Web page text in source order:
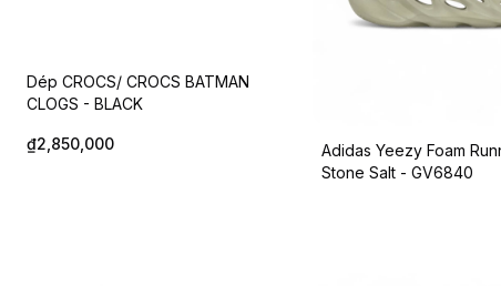
Dép CROCS/ CROCS BATMAN
CLOGS - BLACK
₫2,850,000
Adidas Yeezy Foam
Stone Salt - GV6840